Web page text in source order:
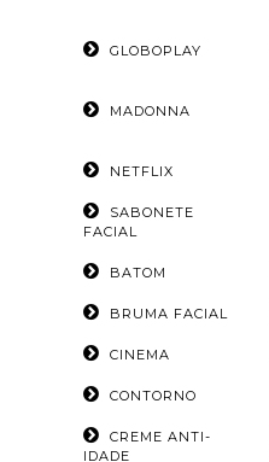
GLOBOPLAY
MADONNA
NETFLIX
SABONETE
FACIAL
BATOM
BRUMA FACIAL
CINEMA
CONTORNO
CREME ANTI-
IDADE